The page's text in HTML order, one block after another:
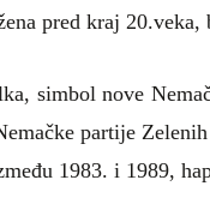
pred kraj
simbol nove
partije
1983. i 1989,